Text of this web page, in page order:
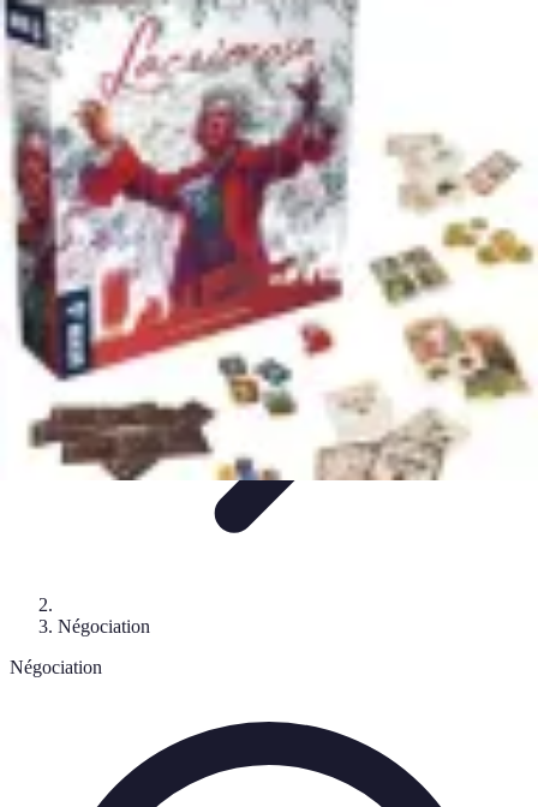
Trucs pour Gagner
JeuxLoisirs créatifsMarketing digitalFinance
personnelle
Développement personnel
Trucs pour Gagner
Négociation
Négociation